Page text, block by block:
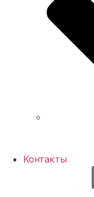
Контакты